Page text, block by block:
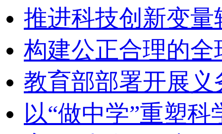
推进科技创新变
构建公正合理的
教育部部署开展义
以“做中学”重塑